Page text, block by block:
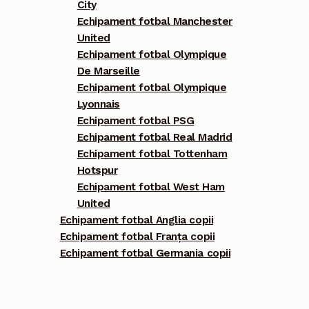
City
Echipament fotbal Manchester
United
Echipament fotbal Olympique
De Marseille
Echipament fotbal Olympique
Lyonnais
Echipament fotbal PSG
Echipament fotbal Real Madrid
Echipament fotbal Tottenham
Hotspur
Echipament fotbal West Ham
United
Echipament fotbal Anglia copii
Echipament fotbal Franța copii
Echipament fotbal Germania copii